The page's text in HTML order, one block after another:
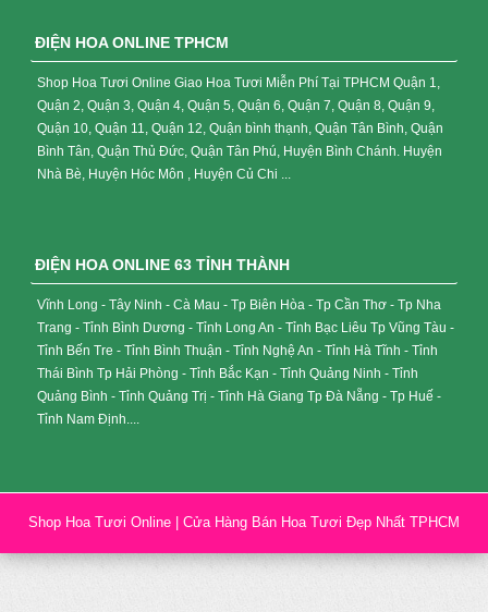
ĐIỆN HOA ONLINE TPHCM
Shop Hoa Tươi Online Giao Hoa Tươi Miễn Phí Tại TPHCM Quận 1,
Quận 2, Quận 3, Quận 4, Quận 5, Quận 6, Quận 7, Quận 8, Quận 9,
Quận 10, Quận 11, Quận 12, Quận bình thạnh, Quận Tân Bình, Quận
Bình Tân, Quận Thủ Đức, Quận Tân Phú, Huyện Bình Chánh. Huyện
Nhà Bè, Huyện Hóc Môn , Huyện Củ Chi ...
ĐIỆN HOA ONLINE 63 TỈNH THÀNH
Vĩnh Long - Tây Ninh - Cà Mau - Tp Biên Hòa - Tp Cần Thơ - Tp Nha
Trang - Tỉnh Bình Dương - Tỉnh Long An - Tỉnh Bạc Liêu Tp Vũng Tàu -
Tỉnh Bến Tre - Tỉnh Bình Thuận - Tỉnh Nghệ An - Tỉnh Hà Tĩnh - Tỉnh
Thái Bình Tp Hải Phòng - Tỉnh Bắc Kạn - Tỉnh Quảng Ninh - Tỉnh
Quảng Bình - Tỉnh Quảng Trị - Tỉnh Hà Giang Tp Đà Nẵng - Tp Huế -
Tỉnh Nam Định....
Shop Hoa Tươi Online | Cửa Hàng Bán Hoa Tươi Đẹp Nhất TPHCM